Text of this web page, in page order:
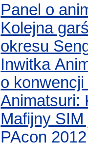
Panel o
Kolejna
okresu
Inwitka
o konwencji
Animatsuri:
Mafijny SIM
PAcon